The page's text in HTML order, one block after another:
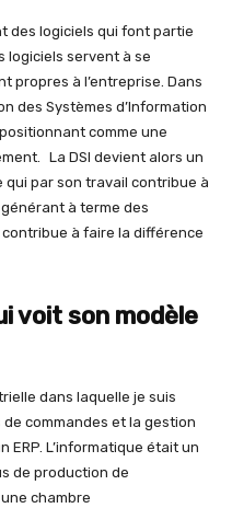
des logiciels qui font partie
logiciels servent à se
propres à l’entreprise. Dans
des Systèmes d’Information
comme une
La DSI devient alors un
qui par son travail contribue à
à terme des
à faire la différence
voit son modèle
dans laquelle je suis
commandes et la gestion
L’informatique était un
de production de
chambre